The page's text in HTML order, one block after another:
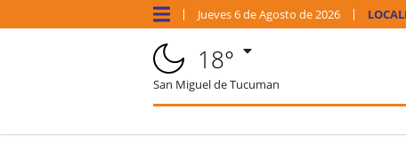
Jueves6 deAgosto de 2026
18°
San Miguel de Tucuman